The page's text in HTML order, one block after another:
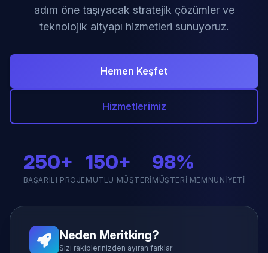
adım öne taşıyacak stratejik çözümler ve
teknolojik altyapı hizmetleri sunuyoruz.
Hemen Keşfet
Hizmetlerimiz
250+
BAŞARILI PROJE
150+
MUTLU MÜŞTERI
98%
MÜŞTERI MEMNUNIYETI
Neden Meritking?
Sizi rakiplerinizden ayıran farklar